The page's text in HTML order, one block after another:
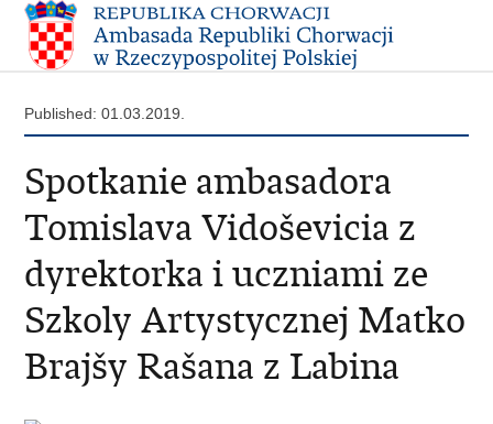
Published: 01.03.2019.
Spotkanie ambasadora
Tomislava Vidoševicia z
dyrektorka i uczniami ze
Szkoly Artystycznej Matko
Brajšy Rašana z Labina